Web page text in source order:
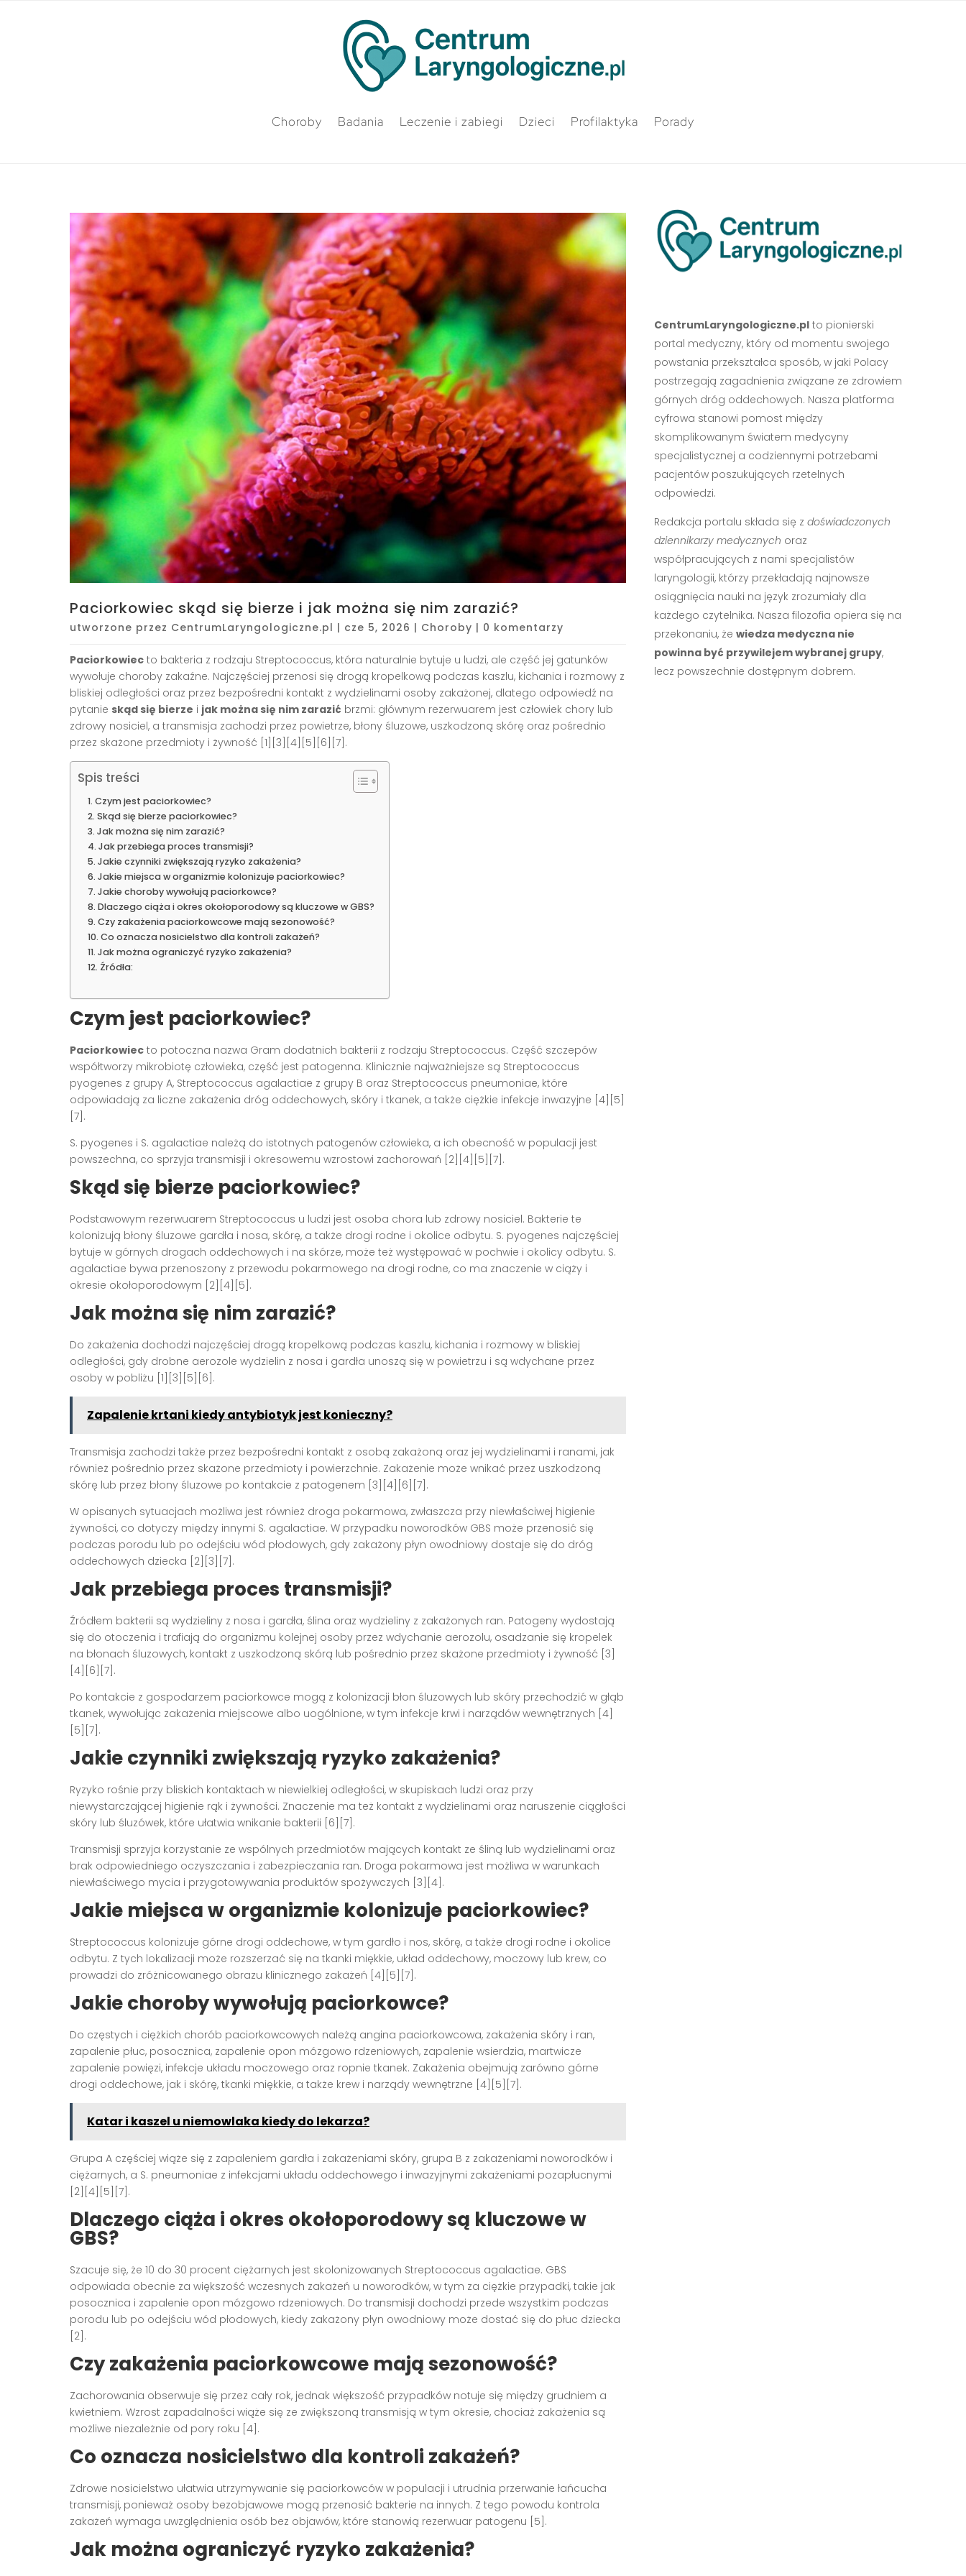
Choroby Badania Leczenie i zabiegi Dzieci Profilaktyka Porady
Paciorkowiec skąd się bierze i jak można się nim zarazić?
utworzone przez CentrumLaryngologiczne.pl | cze 5, 2026 | Choroby | 0 komentarzy
Paciorkowiec to bakteria z rodzaju Streptococcus, która naturalnie bytuje u ludzi, ale część jej gatunków
wywołuje choroby zakaźne. Najczęściej przenosi się drogą kropelkową podczas kaszlu, kichania i rozmowy z
bliskiej odległości oraz przez bezpośredni kontakt z wydzielinami osoby zakażonej, dlatego odpowiedź na
pytanie skąd się bierze i jak można się nim zarazić brzmi: głównym rezerwuarem jest człowiek chory lub
zdrowy nosiciel, a transmisja zachodzi przez powietrze, błony śluzowe, uszkodzoną skórę oraz pośrednio
przez skażone przedmioty i żywność [1][3][4][5][6][7].
Spis treści
Czym jest paciorkowiec?
Skąd się bierze paciorkowiec?
Jak można się nim zarazić?
Jak przebiega proces transmisji?
Jakie czynniki zwiększają ryzyko zakażenia?
Jakie miejsca w organizmie kolonizuje paciorkowiec?
Jakie choroby wywołują paciorkowce?
Dlaczego ciąża i okres okołoporodowy są kluczowe w GBS?
Czy zakażenia paciorkowcowe mają sezonowość?
Co oznacza nosicielstwo dla kontroli zakażeń?
Jak można ograniczyć ryzyko zakażenia?
Źródła:
Czym jest paciorkowiec?
Paciorkowiec to potoczna nazwa Gram dodatnich bakterii z rodzaju Streptococcus. Część szczepów
współtworzy mikrobiotę człowieka, część jest patogenna. Klinicznie najważniejsze są Streptococcus
pyogenes z grupy A, Streptococcus agalactiae z grupy B oraz Streptococcus pneumoniae, które
odpowiadają za liczne zakażenia dróg oddechowych, skóry i tkanek, a także ciężkie infekcje inwazyjne [4][5]
[7].
S. pyogenes i S. agalactiae należą do istotnych patogenów człowieka, a ich obecność w populacji jest
powszechna, co sprzyja transmisji i okresowemu wzrostowi zachorowań [2][4][5][7].
Skąd się bierze paciorkowiec?
Podstawowym rezerwuarem Streptococcus u ludzi jest osoba chora lub zdrowy nosiciel. Bakterie te
kolonizują błony śluzowe gardła i nosa, skórę, a także drogi rodne i okolice odbytu. S. pyogenes najczęściej
bytuje w górnych drogach oddechowych i na skórze, może też występować w pochwie i okolicy odbytu. S.
agalactiae bywa przenoszony z przewodu pokarmowego na drogi rodne, co ma znaczenie w ciąży i
okresie okołoporodowym [2][4][5].
Jak można się nim zarazić?
Do zakażenia dochodzi najczęściej drogą kropelkową podczas kaszlu, kichania i rozmowy w bliskiej
odległości, gdy drobne aerozole wydzielin z nosa i gardła unoszą się w powietrzu i są wdychane przez
osoby w pobliżu [1][3][5][6].
Zapalenie krtani kiedy antybiotyk jest konieczny?
Transmisja zachodzi także przez bezpośredni kontakt z osobą zakażoną oraz jej wydzielinami i ranami, jak
również pośrednio przez skażone przedmioty i powierzchnie. Zakażenie może wnikać przez uszkodzoną
skórę lub przez błony śluzowe po kontakcie z patogenem [3][4][6][7].
W opisanych sytuacjach możliwa jest również droga pokarmowa, zwłaszcza przy niewłaściwej higienie
żywności, co dotyczy między innymi S. agalactiae. W przypadku noworodków GBS może przenosić się
podczas porodu lub po odejściu wód płodowych, gdy zakażony płyn owodniowy dostaje się do dróg
oddechowych dziecka [2][3][7].
Jak przebiega proces transmisji?
Źródłem bakterii są wydzieliny z nosa i gardła, ślina oraz wydzieliny z zakażonych ran. Patogeny wydostają
się do otoczenia i trafiają do organizmu kolejnej osoby przez wdychanie aerozolu, osadzanie się kropelek
na błonach śluzowych, kontakt z uszkodzoną skórą lub pośrednio przez skażone przedmioty i żywność [3]
[4][6][7].
Po kontakcie z gospodarzem paciorkowce mogą z kolonizacji błon śluzowych lub skóry przechodzić w głąb
tkanek, wywołując zakażenia miejscowe albo uogólnione, w tym infekcje krwi i narządów wewnętrznych [4]
[5][7].
Jakie czynniki zwiększają ryzyko zakażenia?
Ryzyko rośnie przy bliskich kontaktach w niewielkiej odległości, w skupiskach ludzi oraz przy
niewystarczającej higienie rąk i żywności. Znaczenie ma też kontakt z wydzielinami oraz naruszenie ciągłości
skóry lub śluzówek, które ułatwia wnikanie bakterii [6][7].
Transmisji sprzyja korzystanie ze wspólnych przedmiotów mających kontakt ze śliną lub wydzielinami oraz
brak odpowiedniego oczyszczania i zabezpieczania ran. Droga pokarmowa jest możliwa w warunkach
niewłaściwego mycia i przygotowywania produktów spożywczych [3][4].
Jakie miejsca w organizmie kolonizuje paciorkowiec?
Streptococcus kolonizuje górne drogi oddechowe, w tym gardło i nos, skórę, a także drogi rodne i okolice
odbytu. Z tych lokalizacji może rozszerzać się na tkanki miękkie, układ oddechowy, moczowy lub krew, co
prowadzi do zróżnicowanego obrazu klinicznego zakażeń [4][5][7].
Jakie choroby wywołują paciorkowce?
Do częstych i ciężkich chorób paciorkowcowych należą angina paciorkowcowa, zakażenia skóry i ran,
zapalenie płuc, posocznica, zapalenie opon mózgowo rdzeniowych, zapalenie wsierdzia, martwicze
zapalenie powięzi, infekcje układu moczowego oraz ropnie tkanek. Zakażenia obejmują zarówno górne
drogi oddechowe, jak i skórę, tkanki miękkie, a także krew i narządy wewnętrzne [4][5][7].
Katar i kaszel u niemowlaka kiedy do lekarza?
Grupa A częściej wiąże się z zapaleniem gardła i zakażeniami skóry, grupa B z zakażeniami noworodków i
ciężarnych, a S. pneumoniae z infekcjami układu oddechowego i inwazyjnymi zakażeniami pozapłucnymi
[2][4][5][7].
Dlaczego ciąża i okres okołoporodowy są kluczowe w
GBS?
Szacuje się, że 10 do 30 procent ciężarnych jest skolonizowanych Streptococcus agalactiae. GBS
odpowiada obecnie za większość wczesnych zakażeń u noworodków, w tym za ciężkie przypadki, takie jak
posocznica i zapalenie opon mózgowo rdzeniowych. Do transmisji dochodzi przede wszystkim podczas
porodu lub po odejściu wód płodowych, kiedy zakażony płyn owodniowy może dostać się do płuc dziecka
[2].
Czy zakażenia paciorkowcowe mają sezonowość?
Zachorowania obserwuje się przez cały rok, jednak większość przypadków notuje się między grudniem a
kwietniem. Wzrost zapadalności wiąże się ze zwiększoną transmisją w tym okresie, chociaż zakażenia są
możliwe niezależnie od pory roku [4].
Co oznacza nosicielstwo dla kontroli zakażeń?
Zdrowe nosicielstwo ułatwia utrzymywanie się paciorkowców w populacji i utrudnia przerwanie łańcucha
transmisji, ponieważ osoby bezobjawowe mogą przenosić bakterie na innych. Z tego powodu kontrola
zakażeń wymaga uwzględnienia osób bez objawów, które stanowią rezerwuar patogenu [5].
Jak można ograniczyć ryzyko zakażenia?
CentrumLaryngologiczne.plto pionierski
portal medyczny, który od momentu swojego
powstania przekształca sposób, w jaki Polacy
postrzegają zagadnienia związane ze zdrowiem
górnych dróg oddechowych. Nasza platforma
cyfrowa stanowi pomost między
skomplikowanym światem medycyny
specjalistycznej a codziennymi potrzebami
pacjentów poszukujących rzetelnych
odpowiedzi.
Redakcja portalu składa się z doświadczonych
dziennikarzy medycznych oraz
współpracujących z nami specjalistów
laryngologii, którzy przekładają najnowsze
osiągnięcia nauki na język zrozumiały dla
każdego czytelnika. Nasza filozofia opiera się na
przekonaniu, że wiedza medyczna nie
powinna być przywilejem wybranej grupy,
lecz powszechnie dostępnym dobrem.